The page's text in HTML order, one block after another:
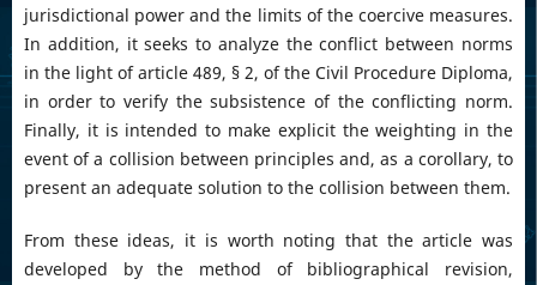
jurisdictional power and the limits of the coercive measures.
In addition, it seeks to analyze the conflict between norms
in the light of article 489, § 2, of the Civil Procedure Diploma,
in order to verify the subsistence of the conflicting norm.
Finally, it is intended to make explicit the weighting in the
event of a collision between principles and, as a corollary, to
present an adequate solution to the collision between them.
From these ideas, it is worth noting that the article was
developed by the method of bibliographical revision,